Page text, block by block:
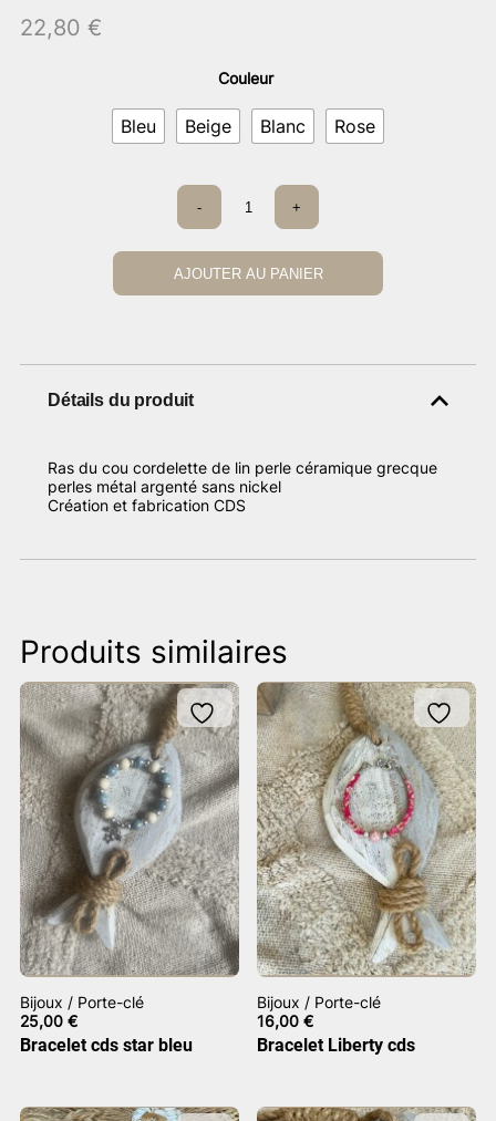
22,80 €
Couleur
Bleu Beige Blanc Rose
quantité
Ras
du
cou
- +
AJOUTER AU PANIER
Détails du produit
Ras du cou cordelette de lin perle céramique grecque
perles métal argenté sans nickel
Création et fabrication CDS
Produits similaires
Bijoux / Porte-clé
25,00 €
Bracelet cds star bleu
Bijoux / Porte-clé
16,00€
Bracelet Liberty cds